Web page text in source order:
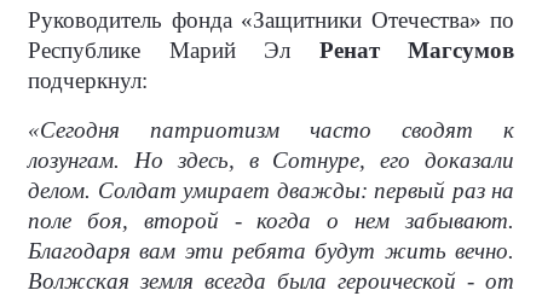
Руководитель фонда «Защитники Отечества» по
Республике Марий Эл Ренат Магсумов
подчеркнул:
«Сегодня патриотизм часто сводят к
лозунгам. Но здесь, в Сотнуре, его доказали
делом. Солдат умирает дважды: первый раз на
поле боя, второй - когда о нем забывают.
Благодаря вам эти ребята будут жить вечно.
Волжская земля всегда была героической - от